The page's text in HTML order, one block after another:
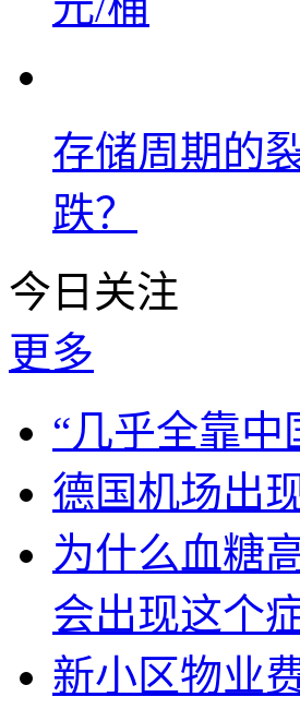
存储周期的
跌？
今日关注
更多
“几乎全靠
德国机场出
为什么血糖
会出现这个
新小区物业